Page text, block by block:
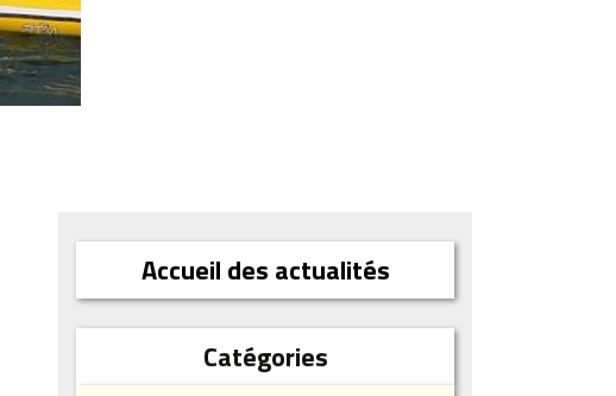
Accueil des actualités
Catégories